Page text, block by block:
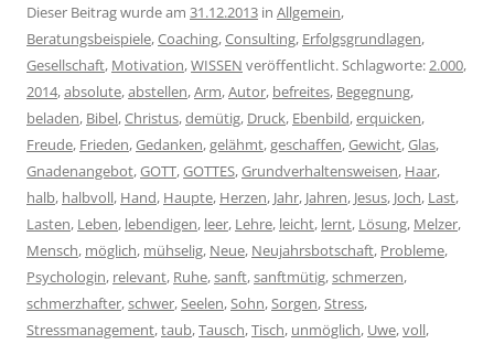
Dieser Beitrag wurde am 31.12.2013 in Allgemein,
Beratungsbeispiele,Coaching,Consulting, Erfolgsgrundlagen,
Gesellschaft, Motivation,WISSEN veröffentlicht. Schlagworte:2.000,
2014,absolute,abstellen,Arm,Autor, befreites, Begegnung,
beladen, Bibel,Christus,demütig, Druck, Ebenbild,erquicken,
Freude, Frieden,Gedanken,gelähmt,geschaffen,Gewicht,Glas,
Gnadenangebot,GOTT,GOTTES,Grundverhaltensweisen, Haar,
halb, halbvoll, Hand, Haupte, Herzen, Jahr, Jahren, Jesus, Joch, Last,
Lasten, Leben, lebendigen, leer, Lehre, leicht, lernt, Lösung, Melzer,
Mensch, möglich, mühselig, Neue, Neujahrsbotschaft, Probleme,
Psychologin, relevant, Ruhe,sanft,sanftmütig,schmerzen,
schmerzhafter,schwer,Seelen,Sohn,Sorgen,Stress,
Stressmanagement,taub,Tausch,Tisch, unmöglich, Uwe,voll,